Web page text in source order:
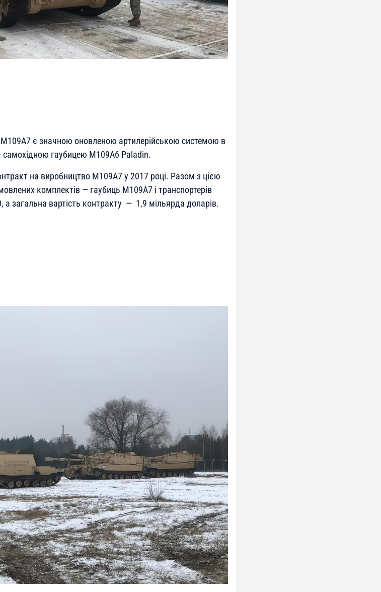
є значною оновленою артилерійською системою в
гаубицею M109A6 Paladin.
на виробництво M109A7 у 2017 році. Разом з цією
комплектів — гаубиць M109A7 і транспортерів
а загальна вартість контракту — 1,9 мільярда доларів.